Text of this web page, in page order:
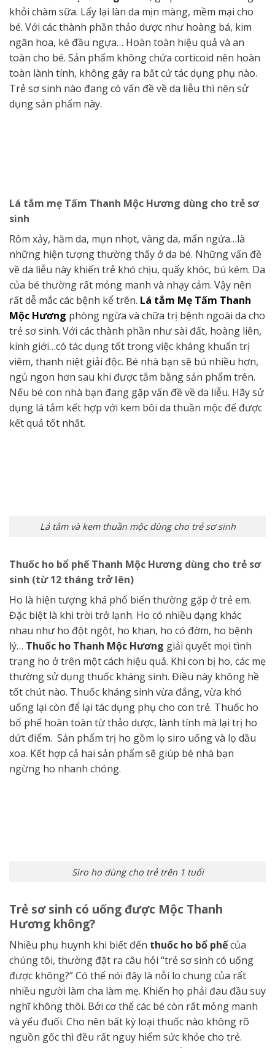
khỏi chàm sữa. Lấy lại làn da mịn màng, mềm mại cho
bé. Với các thành phần thảo dược như hoàng bá, kim
ngân hoa, ké đầu ngựa… Hoàn toàn hiệu quả và an
toàn cho bé. Sản phẩm không chứa corticoid nên hoàn
toàn lành tính, không gây ra bất cứ tác dụng phụ nào.
Trẻ sơ sinh nào đang có vấn đề về da liễu thì nên sử
dụng sản phẩm này.
Lá tắm mẹ Tấm Thanh Mộc Hương dùng cho trẻ sơ
sinh
Rôm xảy, hăm da, mụn nhọt, vàng da, mẩn ngứa…là
những hiện tượng thường thấy ở da bé. Những vấn đề
về da liễu này khiến trẻ khó chịu, quấy khóc, bú kém. Da
của bé thường rất mỏng manh và nhạy cảm. Vậy nên
rất dễ mắc các bệnh kể trên. Lá tắm Mẹ Tấm Thanh
Mộc Hương phòng ngừa và chữa trị bệnh ngoài da cho
trẻ sơ sinh. Với các thành phần như sài đất, hoàng liên,
kinh giới…có tác dụng tốt trong việc kháng khuẩn trị
viêm, thanh niệt giải độc. Bé nhà bạn sẽ bú nhiều hơn,
ngủ ngon hơn sau khi được tắm bằng sản phẩm trên.
Nếu bé con nhà bạn đang gặp vấn đề về da liễu. Hãy sử
dụng lá tắm kết hợp với kem bôi da thuần mộc để được
kết quả tốt nhất.
Lá tắm và kem thuần mộc dùng cho trẻ sơ sinh
Thuốc ho bổ phế Thanh Mộc Hương dùng cho trẻ sơ
sinh (từ 12 tháng trở lên)
Ho là hiện tượng khá phổ biến thường gặp ở trẻ em.
Đặc biệt là khi trời trở lạnh. Ho có nhiều dạng khác
nhau như ho đột ngột, ho khan, ho có đờm, ho bệnh
lý… Thuốc ho Thanh Mộc Hương giải quyết mọi tình
trạng ho ở trên một cách hiệu quả. Khi con bị ho, các mẹ
thường sử dụng thuốc kháng sinh. Điều này không hề
tốt chút nào. Thuốc kháng sinh vừa đắng, vừa khó
uống lại còn để lại tác dụng phụ cho con trẻ. Thuốc ho
bổ phế hoàn toàn từ thảo dược, lành tính mà lại trị ho
dứt điểm. Sản phẩm trị ho gồm lọ siro uống và lọ dầu
xoa. Kết hợp cả hai sản phẩm sẽ giúp bé nhà bạn
ngừng ho nhanh chóng.
Siro ho dùng cho trẻ trên 1 tuổi
Trẻ sơ sinh có uống được Mộc Thanh
Hương không?
Nhiều phụ huynh khi biết đến thuốc ho bổ phếcủa
chúng tôi, thường đặt ra câu hỏi “trẻ sơ sinh có uống
được không?” Có thể nói đây là nỗi lo chung của rất
nhiều người làm cha làm mẹ. Khiến họ phải đau đầu suy
nghĩ không thôi. Bởi cơ thể các bé còn rất mỏng manh
và yếu đuối. Cho nên bất kỳ loại thuốc nào không rõ
nguồn gốc thì đều rất nguy hiểm sức khỏe cho trẻ.